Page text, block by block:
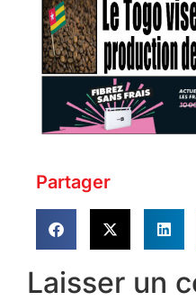
Partager
Laisser un